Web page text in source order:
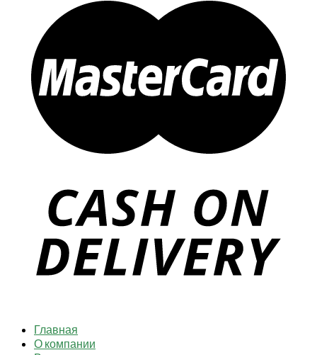
Главная
О компании